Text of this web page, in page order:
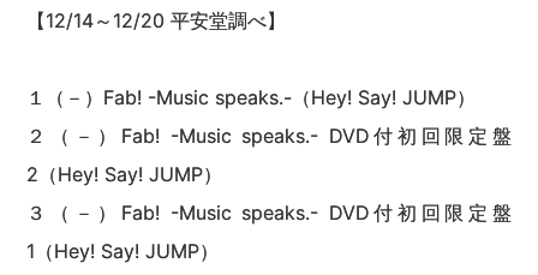
【12/14～12/20 平安堂調べ】
１（－）Fab! -Music speaks.-（Hey! Say! JUMP）
２（－）Fab! -Music speaks.- DVD付初回限定盤
2（Hey! Say! JUMP）
３（－）Fab! -Music speaks.- DVD付初回限定盤
1（Hey! Say! JUMP）